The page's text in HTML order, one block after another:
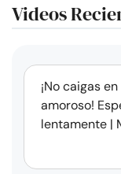
Videos
¡No caigas
amoroso!
lentamente |